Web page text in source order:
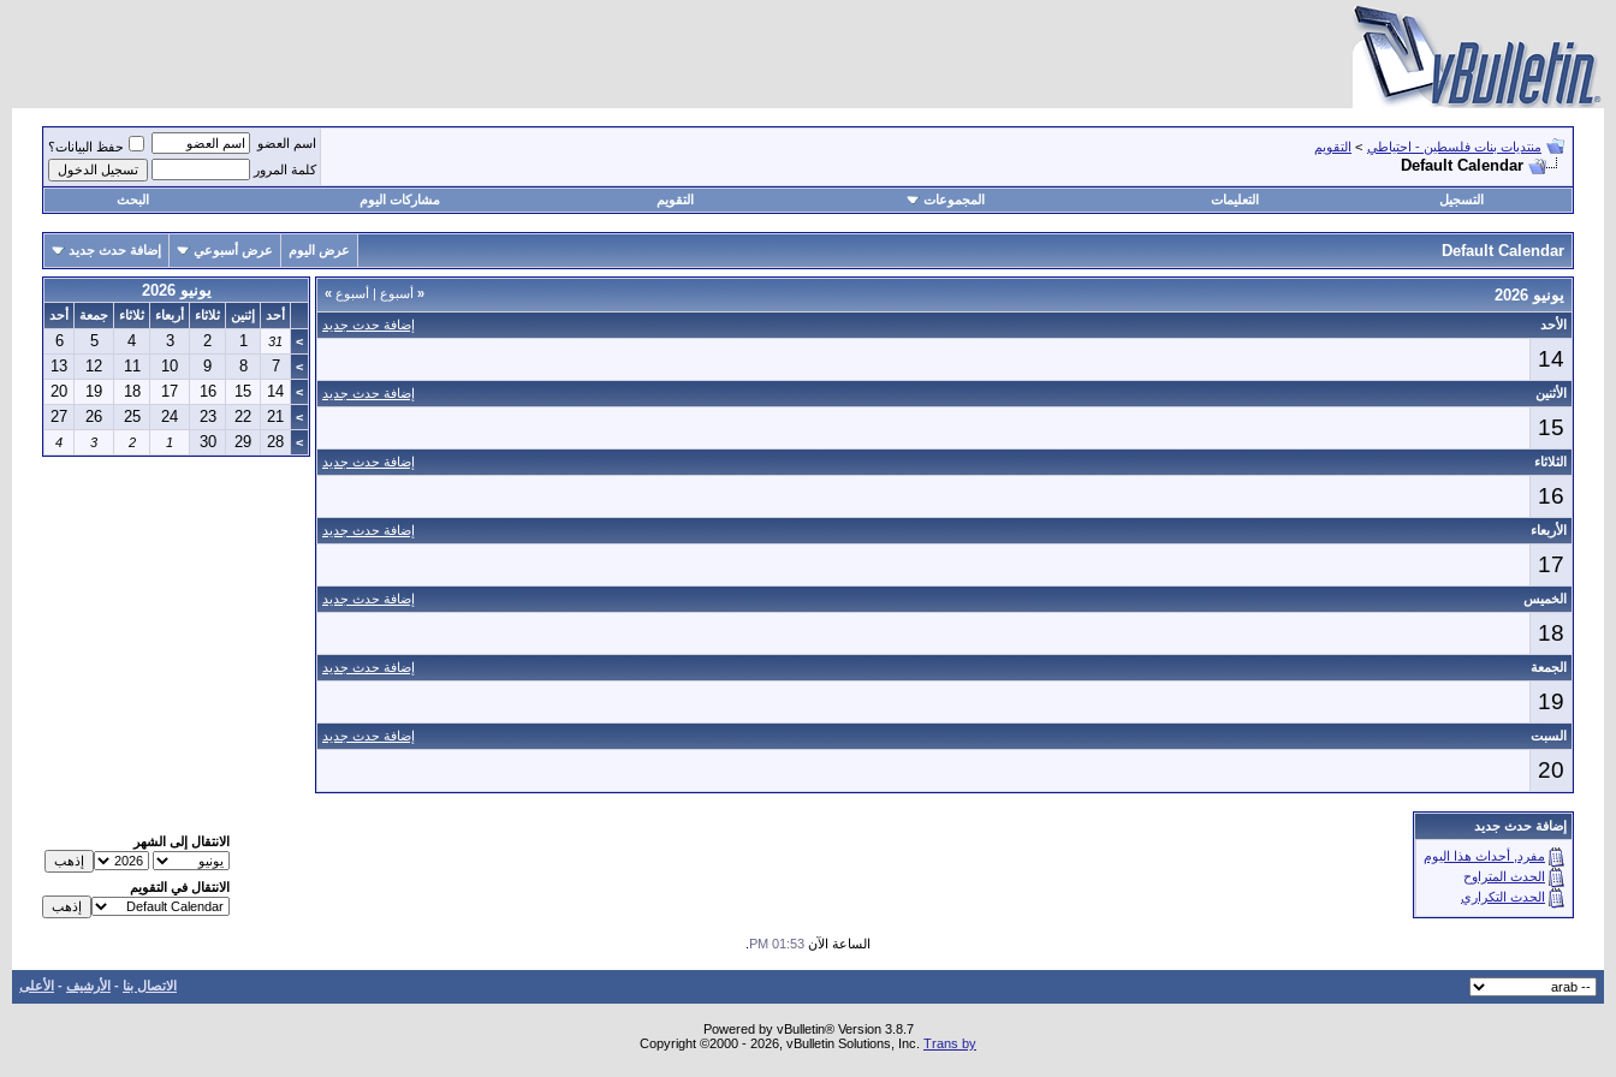
منتديات بنات فلسطين - احتياطي > التقويم
Default Calendar
اسم العضو
حفظ البيانات؟
كلمة المرور
التسجيل التعليمات المجموعات التقويم مشاركات اليوم البحث
Default Calendar عرض اليوم عرض أسبوعي إضافة حدث جديد
« أسبوع | أسبوع » يونيو 2026
إضافة حدث جديد الأحد
14
إضافة حدث جديد الأثنين
15
إضافة حدث جديد الثلاثاء
16
إضافة حدث جديد الأربعاء
17
إضافة حدث جديد الخميس
18
إضافة حدث جديد الجمعة
19
إضافة حدث جديد السبت
20
يونيو 2026
أحد إثنين ثلاثاء أربعاء ثلاثاء جمعة
أحد
>
31
1
2
3
4
5
6
>
7
8
9
10
11
12
13
>
14
15
16
17
18
19
20
>
21
22
23
24
25
26
27
>
28
29
30
1
2
3
4
إضافة حدث جديد
مفرد, أحداث هذا اليوم
الحدث المتراوح
الحدث التكراري
الانتقال إلى الشهر
الانتقال في التقويم
الساعة الآن 01:53 PM
الاتصال بنا - الأرشيف - الأعلى
Powered by vBulletin® Version 3.8.7
Copyright ©2000 - 2026, vBulletin Solutions, Inc. Trans by